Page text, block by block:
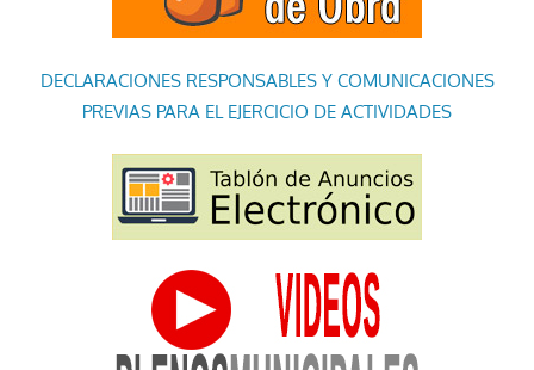
DECLARACIONES RESPONSABLES Y COMUNICACIONES
PREVIAS PARA EL EJERCICIO DE ACTIVIDADES